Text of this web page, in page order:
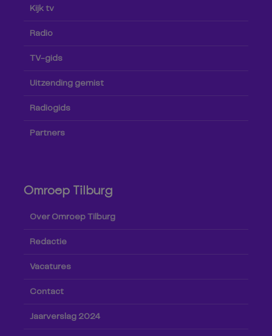
Kijk tv
Radio
TV-gids
Uitzending gemist
Radiogids
Partners
Omroep Tilburg
Over Omroep Tilburg
Redactie
Vacatures
Contact
Jaarverslag 2024